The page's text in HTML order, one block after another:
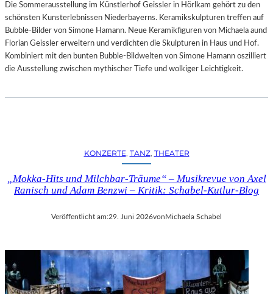
Die Sommerausstellung im Künstlerhof Geissler in Hörlkam gehört zu den
schönsten Kunsterlebnissen Niederbayerns. Keramikskulpturen treffen auf
Bubble-Bilder von Simone Hamann. Neue Keramikfiguren von Michaela aund
Florian Geissler erweitern und verdichten die Skulpturen in Haus und Hof.
Kombiniert mit den bunten Bubble-Bildwelten von Simone Hamann oszilliert
die Ausstellung zwischen mythischer Tiefe und wolkiger Leichtigkeit.
KONZERTE, TANZ, THEATER
„Mokka-Hits und Milchbar-Träume“ – Musikrevue von Axel
Ranisch und Adam Benzwi – Kritik: Schabel-Kutlur-Blog
Veröffentlicht am:29. Juni 2026von Michaela Schabel